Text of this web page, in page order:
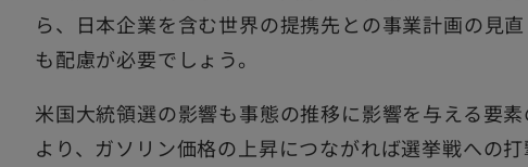
ら、日本企業を含む世界の提携先との事業計画の見
も配慮が必要でしょう。
米国大統領選の影響も事態の推移に影響を与える要
より、ガソリン価格の上昇につながれば選挙戦への